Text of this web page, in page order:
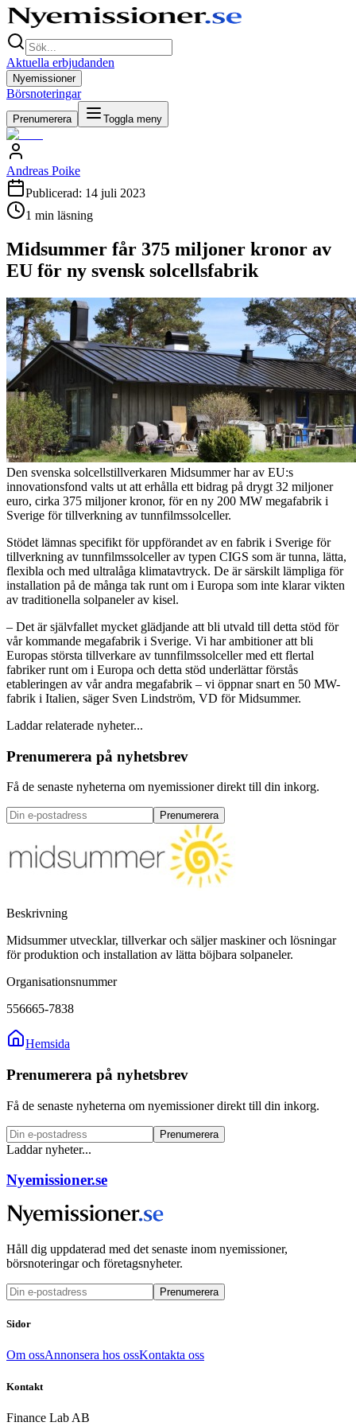
Aktuella erbjudanden
Nyemissioner
Börsnoteringar
Prenumerera Toggla meny
Andreas Poike
Publicerad: 14 juli 2023
1 min läsning
Midsummer får 375 miljoner kronor av
EU för ny svensk solcellsfabrik
Den svenska solcellstillverkaren Midsummer har av EU:s
innovationsfond valts ut att erhålla ett bidrag på drygt 32 miljoner
euro, cirka 375 miljoner kronor, för en ny 200 MW megafabrik i
Sverige för tillverkning av tunnfilmssolceller.
Stödet lämnas specifikt för uppförandet av en fabrik i Sverige för
tillverkning av tunnfilmssolceller av typen CIGS som är tunna, lätta,
flexibla och med ultralåga klimatavtryck. De är särskilt lämpliga för
installation på de många tak runt om i Europa som inte klarar vikten
av traditionella solpaneler av kisel.
– Det är självfallet mycket glädjande att bli utvald till detta stöd för
vår kommande megafabrik i Sverige. Vi har ambitioner att bli
Europas största tillverkare av tunnfilmssolceller med ett flertal
fabriker runt om i Europa och detta stöd underlättar förstås
etableringen av vår andra megafabrik – vi öppnar snart en 50 MW-
fabrik i Italien, säger Sven Lindström, VD för Midsummer.
Laddar relaterade nyheter...
Prenumerera på nyhetsbrev
Få de senaste nyheterna om nyemissioner direkt till din inkorg.
Prenumerera
Beskrivning
Midsummer utvecklar, tillverkar och säljer maskiner och lösningar
för produktion och installation av lätta böjbara solpaneler.
Organisationsnummer
556665-7838
Hemsida
Prenumerera på nyhetsbrev
Få de senaste nyheterna om nyemissioner direkt till din inkorg.
Prenumerera
Laddar nyheter...
Nyemissioner.se
Håll dig uppdaterad med det senaste inom nyemissioner,
börsnoteringar och företagsnyheter.
Prenumerera
Sidor
Om ossAnnonsera hos ossKontakta oss
Kontakt
Finance Lab AB